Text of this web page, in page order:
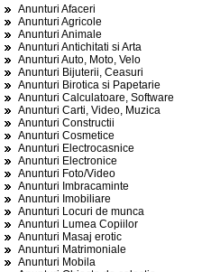
Anunturi Afaceri
Anunturi Agricole
Anunturi Animale
Anunturi Antichitati si Arta
Anunturi Auto, Moto, Velo
Anunturi Bijuterii, Ceasuri
Anunturi Birotica si Papetarie
Anunturi Calculatoare, Software
Anunturi Carti, Video, Muzica
Anunturi Constructii
Anunturi Cosmetice
Anunturi Electrocasnice
Anunturi Electronice
Anunturi Foto/Video
Anunturi Imbracaminte
Anunturi Imobiliare
Anunturi Locuri de munca
Anunturi Lumea Copiilor
Anunturi Masaj erotic
Anunturi Matrimoniale
Anunturi Mobila